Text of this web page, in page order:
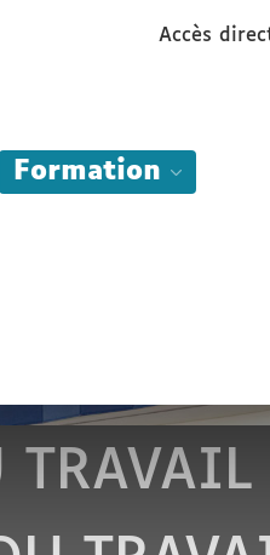
Accès
Formation
TRAVAIL